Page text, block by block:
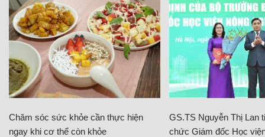
Chăm sóc sức khỏe cần thực hiện
ngay khi cơ thể còn khỏe
GS.TS Nguyễn Thị Lan
chức Giám đốc Học